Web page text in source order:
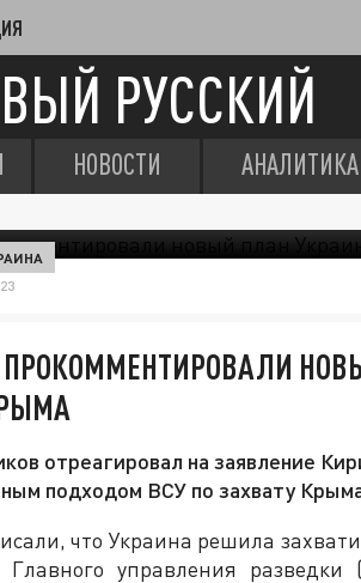
РУССКИЙ
НОВОСТИ АНАЛИТИКА
ПРОКОММЕНТИРОВАЛИ
отреагировал на заявление
подходом ВСУ по захвату
что Украина решила
Главного управления